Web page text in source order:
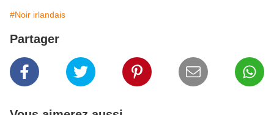
#Noir irlandais
Partager